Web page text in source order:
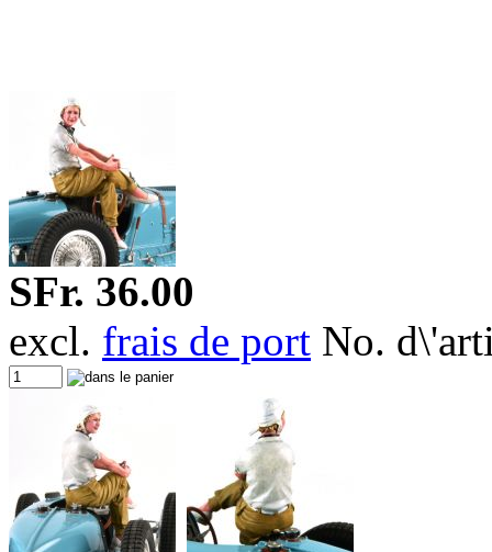
SFr. 36.00
excl. frais de port No.